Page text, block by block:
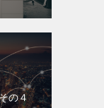
の４